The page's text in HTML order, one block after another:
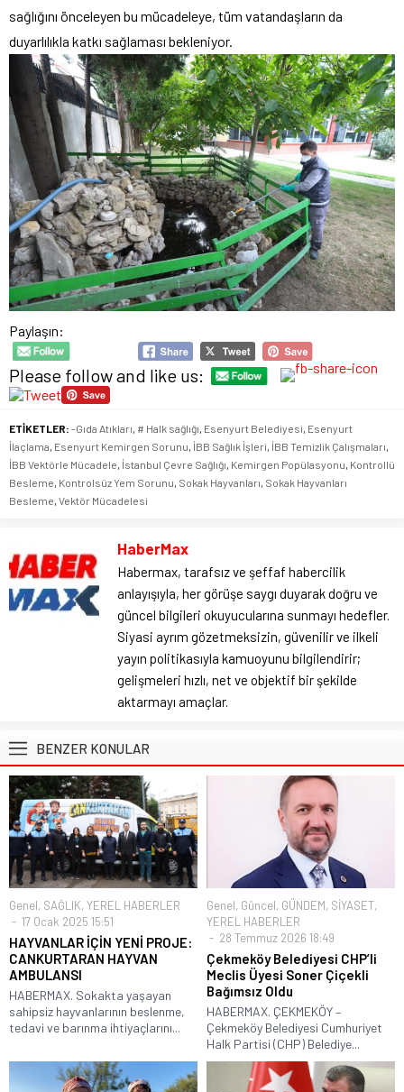
sağlığını önceleyen bu mücadeleye, tüm vatandaşların da
duyarlılıkla katkı sağlaması bekleniyor.
Paylaşın:
Please follow and like us:
ETİKETLER: -Gıda Atıkları # Halk sağlığı Esenyurt Belediyesi Esenyurt
İlaçlama Esenyurt Kemirgen Sorunu İBB Sağlık İşleri İBB Temizlik Çalışmaları
İBB Vektörle Mücadele İstanbul Çevre Sağlığı Kemirgen Popülasyonu Kontrollü
Besleme Kontrolsüz Yem Sorunu Sokak Hayvanları Sokak Hayvanları
Besleme Vektör Mücadelesi
HaberMax
Habermax, tarafsız ve şeffaf habercilik
anlayışıyla, her görüşe saygı duyarak doğru ve
güncel bilgileri okuyucularına sunmayı hedefler.
Siyasi ayrım gözetmeksizin, güvenilir ve ilkeli
yayın politikasıyla kamuoyunu bilgilendirir;
gelişmeleri hızlı, net ve objektif bir şekilde
aktarmayı amaçlar.
BENZER KONULAR
Genel, SAĞLIK, YEREL HABERLER
17 Ocak 2025 15:51
HAYVANLAR İÇİN YENİ PROJE:
CANKURTARAN HAYVAN
AMBULANSI
HABERMAX. Sokakta yaşayan
sahipsiz hayvanlarının beslenme,
tedavi ve barınma ihtiyaçlarını...
Genel, Güncel, GÜNDEM, SİYASET,
YEREL HABERLER
28 Temmuz 2026 18:49
Çekmeköy Belediyesi CHP’li
Meclis Üyesi Soner Çiçekli
Bağımsız Oldu
HABERMAX. ÇEKMEKÖY –
Çekmeköy Belediyesi Cumhuriyet
Halk Partisi (CHP) Belediye...